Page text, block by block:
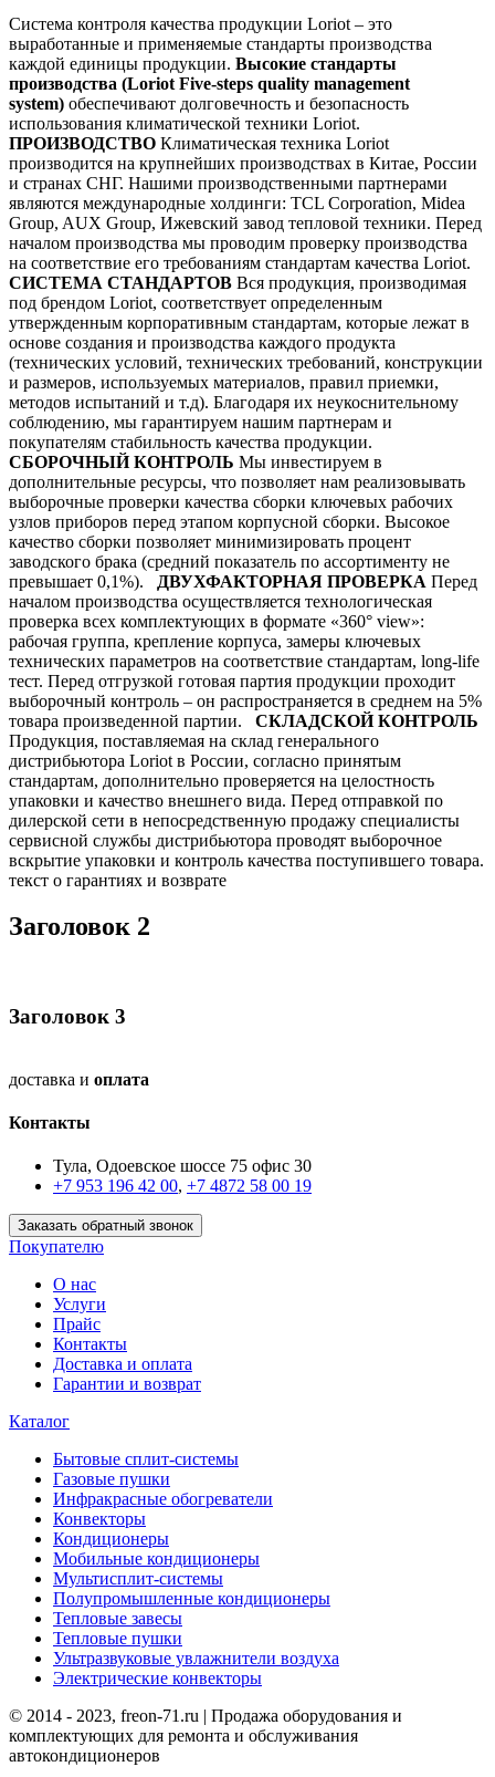
Система контроля качества продукции Loriot – это
выработанные и применяемые стандарты производства
каждой единицы продукции. Высокие стандарты
производства (Loriot Five-steps quality management
system) обеспечивают долговечность и безопасность
использования климатической техники Loriot.
ПРОИЗВОДСТВО Климатическая техника Loriot
производится на крупнейших производствах в Китае, России
и странах СНГ. Нашими производственными партнерами
являются международные холдинги: TCL Corporation, Midea
Group, AUX Group, Ижевский завод тепловой техники. Перед
началом производства мы проводим проверку производства
на соответствие его требованиям стандартам качества Loriot.
СИСТЕМА СТАНДАРТОВ Вся продукция, производимая
под брендом Loriot, соответствует определенным
утвержденным корпоративным стандартам, которые лежат в
основе создания и производства каждого продукта
(технических условий, технических требований, конструкции
и размеров, используемых материалов, правил приемки,
методов испытаний и т.д). Благодаря их неукоснительному
соблюдению, мы гарантируем нашим партнерам и
покупателям стабильность качества продукции.
СБОРОЧНЫЙ КОНТРОЛЬ Мы инвестируем в
дополнительные ресурсы, что позволяет нам реализовывать
выборочные проверки качества сборки ключевых рабочих
узлов приборов перед этапом корпусной сборки. Высокое
качество сборки позволяет минимизировать процент
заводского брака (средний показатель по ассортименту не
превышает 0,1%).
ДВУХФАКТОРНАЯ ПРОВЕРКА Перед
началом производства осуществляется технологическая
проверка всех комплектующих в формате «360° view»:
рабочая группа, крепление корпуса, замеры ключевых
технических параметров на соответствие стандартам, long-life
тест. Перед отгрузкой готовая партия продукции проходит
выборочный контроль – он распространяется в среднем на 5%
товара произведенной партии. СКЛАДСКОЙ КОНТРОЛЬ
Продукция, поставляемая на склад генерального
дистрибьютора Loriot в России, согласно принятым
стандартам, дополнительно проверяется на целостность
упаковки и качество внешнего вида. Перед отправкой по
дилерской сети в непосредственную продажу специалисты
сервисной службы дистрибьютора проводят выборочное
вскрытие упаковки и контроль качества поступившего товара.
текст о гарантиях и возврате
Заголовок 2
Заголовок 3
доставка и оплата
Контакты
Тула, Одоевское шоссе 75 офис 30
+7 953 196 42 00, +7 4872 58 00 19
Заказать обратный звонок
Покупателю
О нас
Услуги
Прайс
Контакты
Доставка и оплата
Гарантии и возврат
Каталог
Бытовые сплит-системы
Газовые пушки
Инфракрасные обогреватели
Конвекторы
Кондиционеры
Мобильные кондиционеры
Мультисплит-системы
Полупромышленные кондиционеры
Тепловые завесы
Тепловые пушки
Ультразвуковые увлажнители воздуха
Электрические конвекторы
© 2014 - 2023, freon-71.ru | Продажа оборудования и
комплектующих для ремонта и обслуживания
автокондиционеров